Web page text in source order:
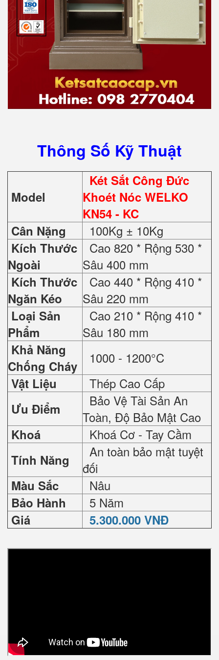
Thông Số Kỹ Thuật
Model
Két Sắt Công Đức
Khoét Nóc WELKO
KN54 - KC
Cân Nặng
100Kg ± 10Kg
Kích Thước
Ngoài
Cao 820 * Rộng 530 *
Sâu 400 mm
Kích Thước
Ngăn Kéo
Cao 440 * Rộng 410 *
Sâu 220 mm
Loại Sản
Phẩm
Cao 210 * Rộng 410 *
Sâu 180 mm
Khả Năng
Chống Cháy
1000 - 1200°C
Vật Liệu Thép Cao Cấp
Ưu Điểm
Bảo Vệ Tài Sản An
Toàn, Độ Bảo Mật Cao
Khoá Khoá Cơ - Tay Cầm
Tính Năng
An toàn bảo mật tuyệt
đối
Màu Sắc Nâu
Bảo Hành 5 Năm
Giá 5.300.000 VNĐ